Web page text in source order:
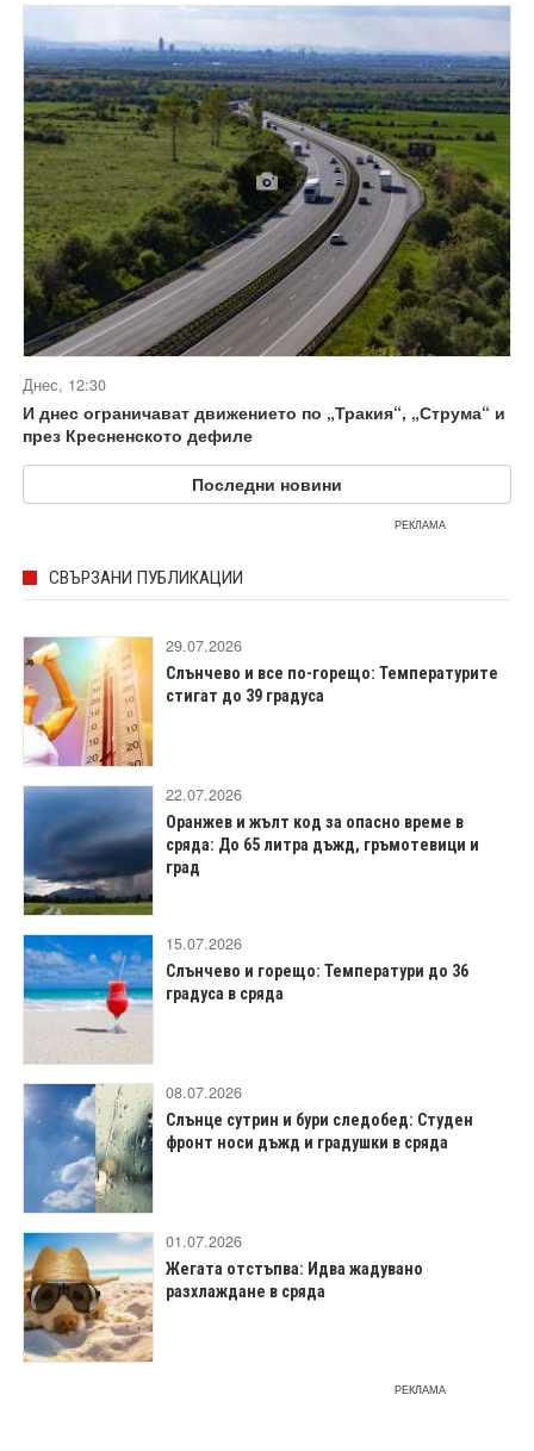
Днес, 12:30
И днес ограничават движението по „Тракия“, „Струма“ и
през Кресненското дефиле
Последни новини
РЕКЛАМА
СВЪРЗАНИ ПУБЛИКАЦИИ
29.07.2026
Слънчево и все по-горещо: Температурите
стигат до 39 градуса
22.07.2026
Оранжев и жълт код за опасно време в
сряда: До 65 литра дъжд, гръмотевици и
град
15.07.2026
Слънчево и горещо: Температури до 36
градуса в сряда
08.07.2026
Слънце сутрин и бури следобед: Студен
фронт носи дъжд и градушки в сряда
01.07.2026
Жегата отстъпва: Идва жадувано
разхлаждане в сряда
РЕКЛАМА